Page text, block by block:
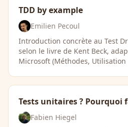
TDD by example
Emilien Pecoul
Introduction concrète au Test
selon le livre de Kent Beck,
Microsoft (Méthodes, Utilisation
Tests unitaires ? Pourquoi
Fabien Hiegel